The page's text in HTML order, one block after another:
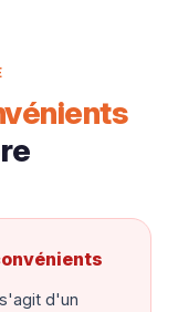
d'un